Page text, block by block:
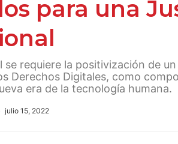
para una
se requiere la positivización de
Derechos Digitales, como
era de la tecnología humana.
julio 15, 2022